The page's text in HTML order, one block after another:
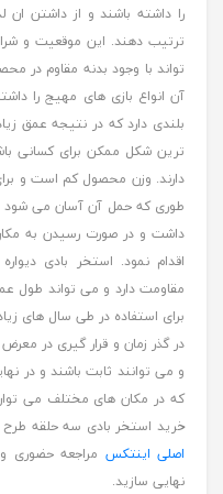
را داشته باشند و از داشتن ان
ترتیب دهند. این موقعیت و
تواند با وجود بدنه مقاوم در
آن انواع بازی های مهیج را
بلندی دارد که در نتیجه عمق
ترین شکل ممکن برای کسانی
دارند. وزن محصول کم است و
طوری که حمل آن آسان می شود و
داشت و در صورت رسیدن به
اقدام نمود. استخر بادی
مقاومت دارد و می تواند طول
برای استفاده در طی سال های
در گذر زمان و قرار گیری در
و می توانند ثابت باشند و در
که در مکان های مختلف می توان
خرید استخر بادی سه حلقه طرح میوه
اصلی اینتکس مراجعه حضوری
نهایی سازید.